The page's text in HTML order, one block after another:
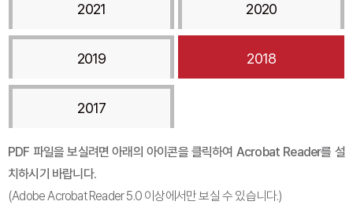
2021 2020
2019 2018
2017
PDF 파일을 보실려면 아래의 아이콘을 클릭하여 Acrobat Reader를 설
치하시기 바랍니다.
(Adobe Acrobat Reader 5.0 이상에서만 보실 수 있습니다.)